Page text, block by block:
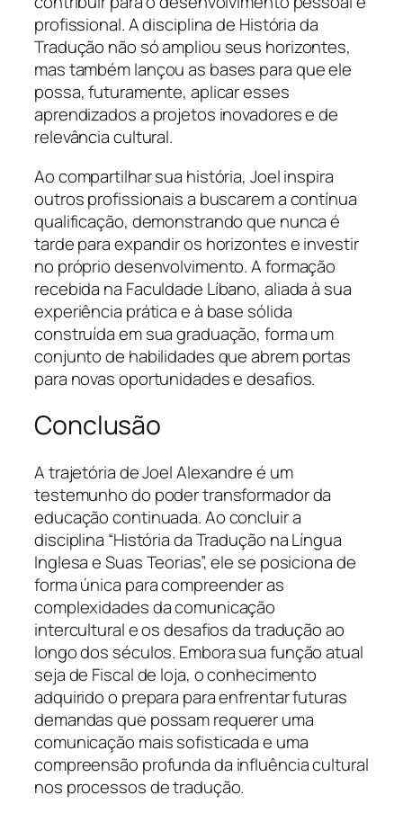
profissional. A disciplina de História da
Tradução não só ampliou seus horizontes,
mas também lançou as bases para que ele
possa, futuramente, aplicar esses
aprendizados a projetos inovadores e de
relevância cultural.
Ao compartilhar sua história, Joel inspira
outros profissionais a buscarem a contínua
qualificação, demonstrando que nunca é
tarde para expandir os horizontes e investir
no próprio desenvolvimento. A formação
recebida na Faculdade Líbano, aliada à sua
experiência prática e à base sólida
construída em sua graduação, forma um
conjunto de habilidades que abrem portas
para novas oportunidades e desafios.
Conclusão
A trajetória de Joel Alexandre é um
testemunho do poder transformador da
educação continuada. Ao concluir a
disciplina “História da Tradução na Língua
Inglesa e Suas Teorias”, ele se posiciona de
forma única para compreender as
complexidades da comunicação
intercultural e os desafios da tradução ao
longo dos séculos. Embora sua função atual
seja de Fiscal de loja, o conhecimento
adquirido o prepara para enfrentar futuras
demandas que possam requerer uma
comunicação mais sofisticada e uma
compreensão profunda da influência cultural
nos processos de tradução.